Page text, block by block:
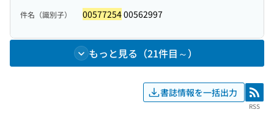
件名（識別子） 0057725400562997
もっと見る（21件目～）
書誌情報を一括出力 RSS
RSS